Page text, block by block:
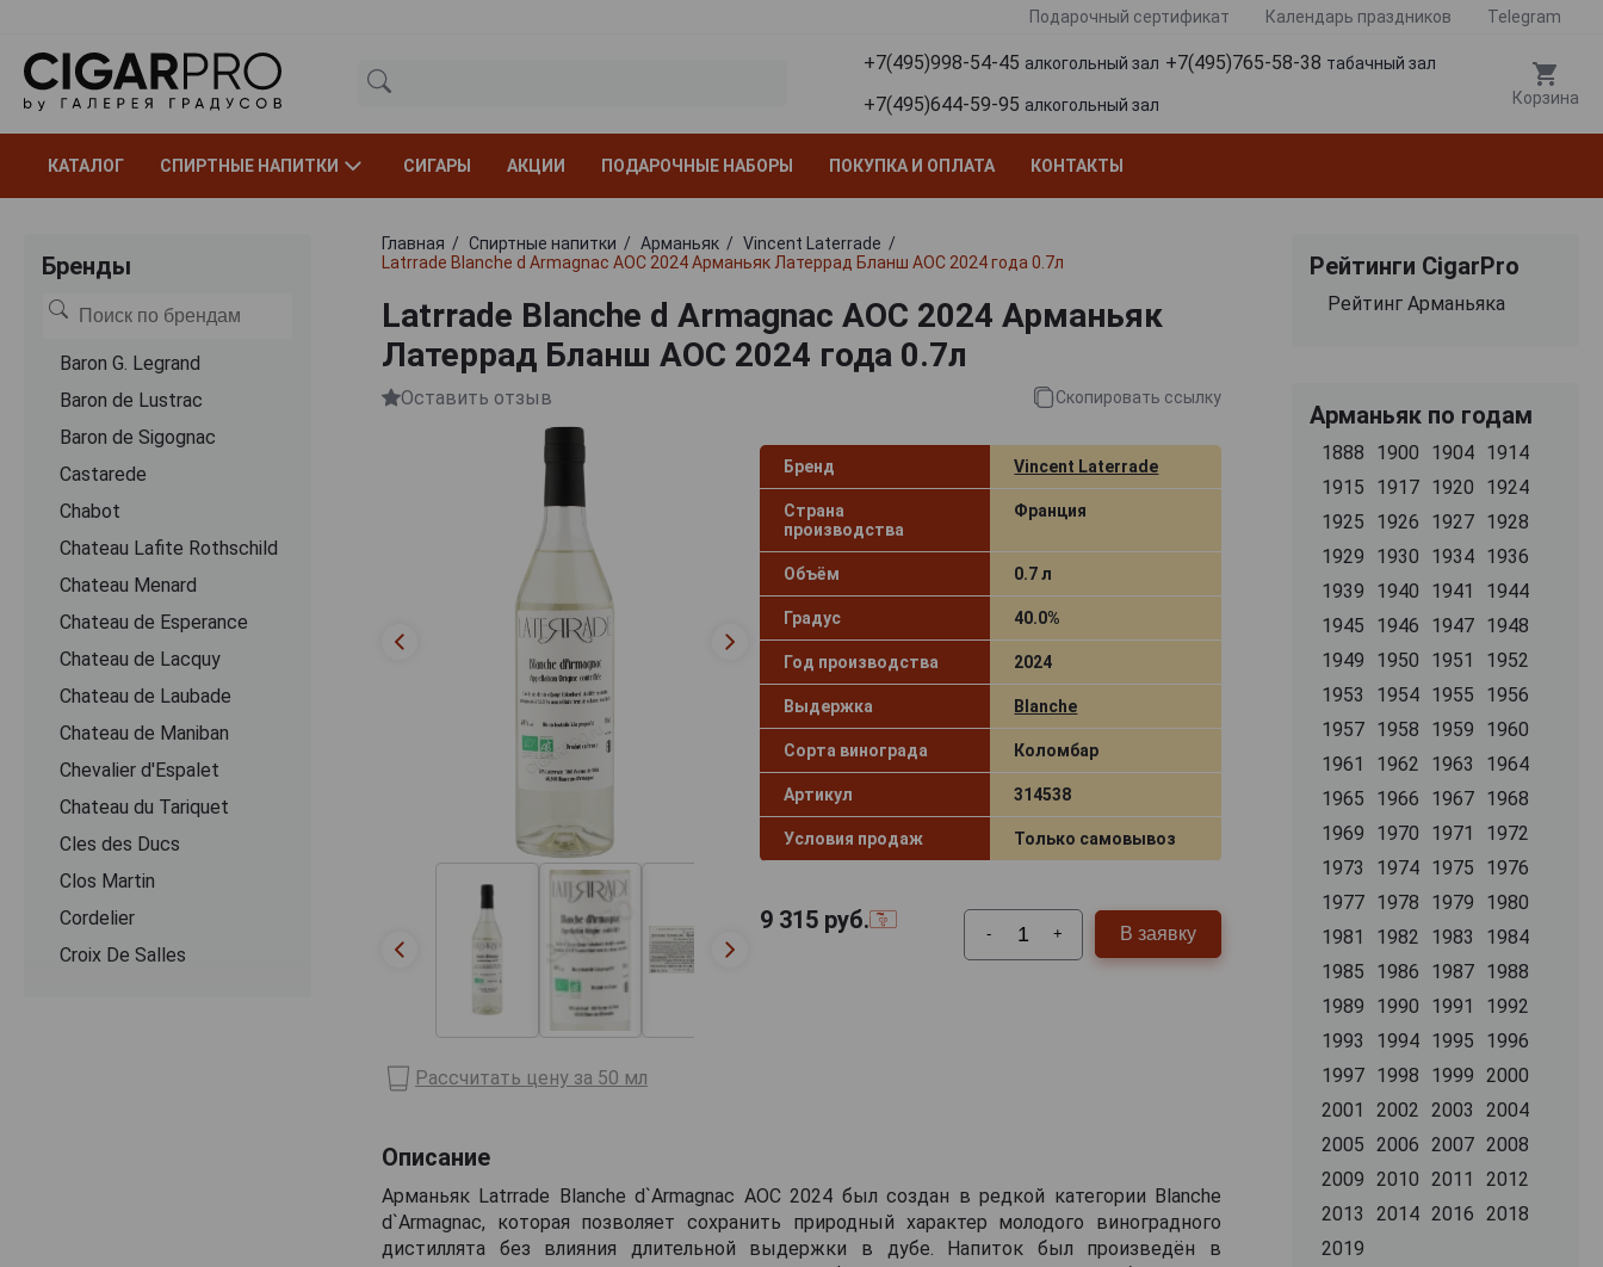
Подарочный сертификат Календарь праздников Telegram
+7(495)998-54-45 алкогольный зал +7(495)765-58-38 табачный зал
+7(495)644-59-95 алкогольный зал Корзина
КАТАЛОГ СПИРТНЫЕ НАПИТКИ СИГАРЫ АКЦИИ ПОДАРОЧНЫЕ НАБОРЫ ПОКУПКА И ОПЛАТА КОНТАКТЫ
Бренды
Baron G. Legrand
Baron de Lustrac
Baron de Sigognac
Castarede
Chabot
Chateau Lafite Rothschild
Chateau Menard
Chateau de Esperance
Chateau de Lacquy
Chateau de Laubade
Chateau de Maniban
Chevalier d'Espalet
Chаteau du Tariquet
Cles des Ducs
Clos Martin
Cordelier
Croix De Salles
Главная Спиртные напитки Арманьяк
Vincent Laterrade
Latrrade Blanche d Armagnac AOC 2024 Арманьяк Латеррад Бланш АОС 2024 года 0.7л
Latrrade Blanche d Armagnac AOC 2024 Арманьяк
Латеррад Бланш АОС 2024 года 0.7л
Оставить отзыв Скопировать ссылку
Бренд Vincent Laterrade
Страна
производства
Франция
Объём 0.7 л
Градус 40.0%
Год производства 2024
Выдержка Blanche
Сорта винограда Коломбар
Артикул 314538
Условия продаж Только самовывоз
9 315руб. - + В заявку
Рассчитать цену за 50 мл
Описание
Арманьяк Latrrade Blanche d`Armagnac AOC 2024 был создан в редкой категории Blanche
d`Armagnac, которая позволяет сохранить природный характер молодого виноградного
дистиллята без влияния длительной выдержки в дубе. Напиток был произведён в
Рейтинги CigarPro
Рейтинг Арманьяка
Арманьяк по годам
1888 1900 1904 1914
1915
1917 1920
1924
1925
1926 1927 1928
1929
1930 1934 1936
1939
1940 1941
1944
1945
1946 1947 1948
1949
1950 1951
1952
1953
1954 1955
1956
1957 1958 1959
1960
1961
1962 1963
1964
1965
1966 1967 1968
1969
1970 1971
1972
1973
1974 1975
1976
1977 1978 1979
1980
1981
1982 1983
1984
1985
1986 1987 1988
1989
1990 1991
1992
1993
1994 1995
1996
1997 1998 1999
2000
2001
2002 2003
2004
2005
2006 2007 2008
2009
2010 2011
2012
2013
2014 2016
2018
2019